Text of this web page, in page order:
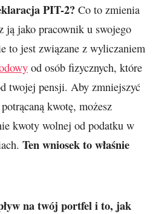
PIT-2? Co to zmienia
ją jako pracownik u swojego
to jest związane z wyliczaniem
od osób fizycznych, które
twojej pensji. Aby zmniejszyć
kwotę, możesz
kwoty wolnej od podatku w
Ten wniosek to właśnie
na twój portfel i to, jak